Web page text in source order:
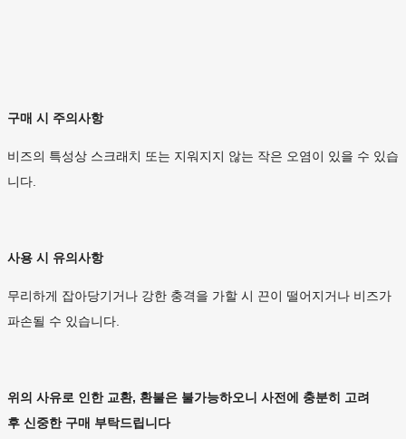
구매 시 주의사항
비즈의 특성상 스크래치 또는 지워지지 않는 작은 오염이 있을 수 있습
니다.
사용 시 유의사항
무리하게 잡아당기거나 강한 충격을 가할 시 끈이 떨어지거나 비즈가
파손될 수 있습니다.
위의 사유로 인한 교환, 환불은 불가능하오니 사전에 충분히 고려
후 신중한 구매 부탁드립니다